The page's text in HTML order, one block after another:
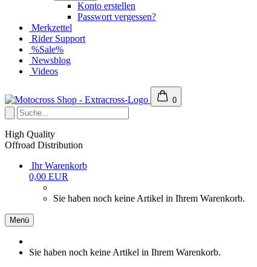
Konto erstellen
Passwort vergessen?
Merkzettel
Rider Support
%Sale%
Newsblog
Videos
0
High Quality
Offroad Distribution
Ihr Warenkorb
0,00 EUR
Sie haben noch keine Artikel in Ihrem Warenkorb.
Menü
Sie haben noch keine Artikel in Ihrem Warenkorb.